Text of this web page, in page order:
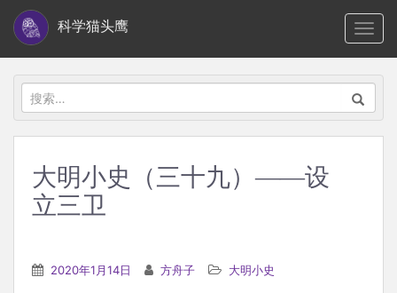
i
科学猫头鹰
搜
索：
大明小史（三十九）——设
立三卫
2020年1月14日 方舟子 大明小史